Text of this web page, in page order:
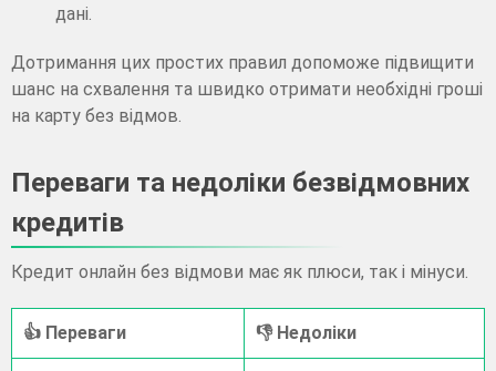
дані.
Дотримання цих простих правил допоможе підвищити
шанс на схвалення та швидко отримати необхідні гроші
на карту без відмов.
Переваги та недоліки безвідмовних
кредитів
Кредит онлайн без відмови має як плюси, так і мінуси.
👍 Переваги 👎 Недоліки